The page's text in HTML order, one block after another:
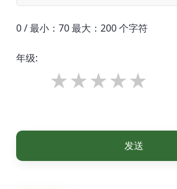
0 / 最小：70 最大：200 个字符
年级:
发送